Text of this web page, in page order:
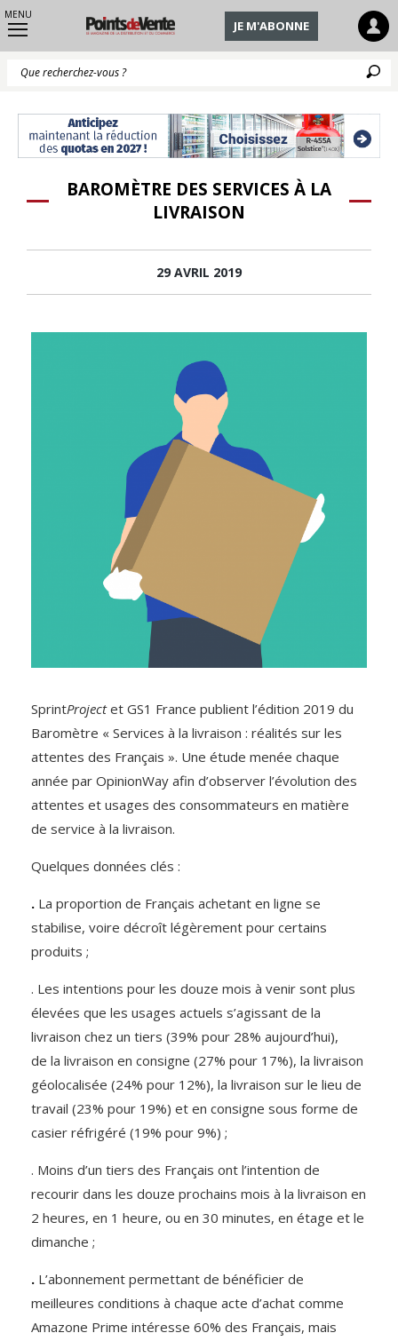
MENU
JE M'ABONNE
BAROMÈTRE DES SERVICES À LA
LIVRAISON
29 AVRIL 2019
SprintProjectet GS1 France publient l’édition 2019 du
Baromètre « Services à la livraison : réalités sur les
attentes des Français ». Une étude menée chaque
année par OpinionWay afin d’observer l’évolution des
attentes et usages des consommateurs en matière
de service à la livraison.
Quelques données clés :
. La proportion de Français achetant en ligne se
stabilise, voire décroît légèrement pour certains
produits ;
. Les intentions pour les douze mois à venir sont plus
élevées que les usages actuels s’agissant de la
livraison chez un tiers (39% pour 28% aujourd’hui),
de la livraison en consigne (27% pour 17%), la livraison
géolocalisée (24% pour 12%), la livraison sur le lieu de
travail (23% pour 19%) et en consigne sous forme de
casier réfrigéré (19% pour 9%) ;
. Moins d’un tiers des Français ont l’intention de
recourir dans les douze prochains mois à la livraison en
2 heures, en 1 heure, ou en 30 minutes, en étage et le
dimanche ;
. L’abonnement permettant de bénéficier de
meilleures conditions à chaque acte d’achat comme
Amazone Prime intéresse 60% des Français, mais